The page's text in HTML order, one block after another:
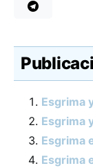
Esgrima
Esgrima
Esgrima
Esgrima